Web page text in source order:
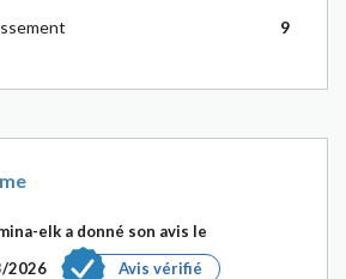
9
elk a donné son avis le
2026
Avis vérifié